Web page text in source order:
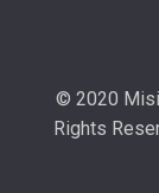
© 2020
Rights